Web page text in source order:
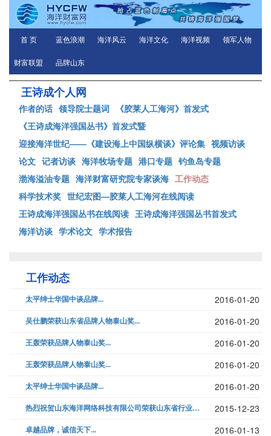
首 页 蓝色浪潮 海洋风云 海洋文化 海洋视频 领军人物
财富联盟 品牌山东
王诗成个人网
作者的话 领导院士题词
《胶莱人工海河》首发式
《王诗成海洋强国丛书》首发式暨
迎接海洋世纪——《建设海上中国纵横谈》评论集 视频访谈
论文 记者访谈 海洋牧场专题 港口专题 钓鱼岛专题
渤海溢油专题 海洋财富研究院专家谈海 工作动态
科学技术奖 世纪宏图—胶莱人工海河在线阅读
王诗成海洋强国丛书在线阅读 王诗成海洋强国丛书首发式
海洋访谈 学术论文 学术报告
工作动态
太平绅士华国中谈品牌... 2016-01-20
吴仕鹏荣获山东省品牌人物泰山奖... 2016-01-20
王轰荣获品牌人物泰山奖... 2016-01-20
王轰荣获品牌人物泰山奖... 2016-01-20
太平绅士华国中谈品牌... 2016-01-20
热烈祝贺山东海洋网络科技有限公司荣获山东省行业品牌奖... 2015-12-23
卓越品牌，诚信天下... 2016-01-13